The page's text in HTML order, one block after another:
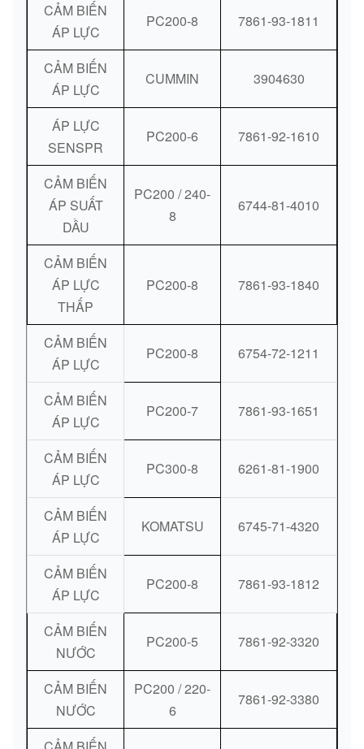
CẢM BIẾN
ÁP LỰC
PC200-8 7861-93-1811
CẢM BIẾN
ÁP LỰC
CUMMIN 3904630
ÁP LỰC
SENSPR
PC200-6 7861-92-1610
CẢM BIẾN
ÁP SUẤT
DẦU
PC200 / 240-
8
6744-81-4010
CẢM BIẾN
ÁP LỰC
THẤP
PC200-8 7861-93-1840
CẢM BIẾN
ÁP LỰC
PC200-8 6754-72-1211
CẢM BIẾN
ÁP LỰC
PC200-7 7861-93-1651
CẢM BIẾN
ÁP LỰC
PC300-8 6261-81-1900
CẢM BIẾN
ÁP LỰC
KOMATSU 6745-71-4320
CẢM BIẾN
ÁP LỰC
PC200-8 7861-93-1812
CẢM BIẾN
NƯỚC
PC200-5 7861-92-3320
CẢM BIẾN
NƯỚC
PC200 / 220-
6
7861-92-3380